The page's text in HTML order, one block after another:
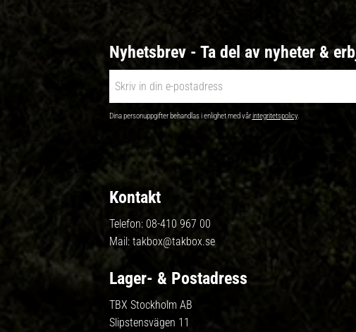
Nyhetsbrev - Ta del av nyheter &
Dina personuppgifter behandlas i enlighet med vårintegritetspolicy.
Kontakt
Telefon: 08-410 967 00
Mail: takbox@takbox.se
Lager- & Postadress
TBX Stockholm AB
Slipstensvägen 11